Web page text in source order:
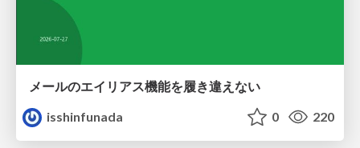
メールのエイリアス機能を履き違えない
isshinfunada
0 220